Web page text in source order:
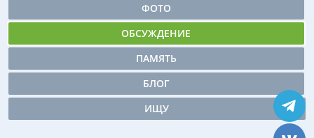
ФОТО
ОБСУЖДЕНИЕ
ПАМЯТЬ
БЛОГ
ИЩУ